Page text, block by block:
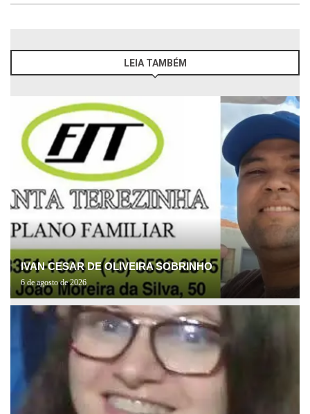
LEIA TAMBÉM
IVAN CESAR DE OLIVEIRA SOBRINHO
6 de agosto de 2026